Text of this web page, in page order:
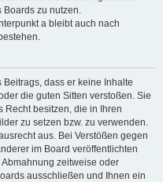
Boards zu nutzen.
a bleibt auch nach
dass er keine Inhalte
die guten Sitten verstoßen. Sie
Recht besitzen, die in Ihren
zu setzen bzw. zu verwenden.
aus. Bei Verstößen gegen
im Board veröffentlichten
zeitweise oder
ausschließen und Ihnen ein